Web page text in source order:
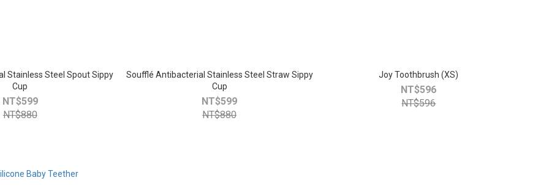
Stainless Steel Spout Sippy
Cup
NT$599
NT$880
Soufflé Antibacterial Stainless Steel Straw Sippy
Cup
NT$599
NT$880
Joy Toothbrush (XS)
NT$596
NT$596